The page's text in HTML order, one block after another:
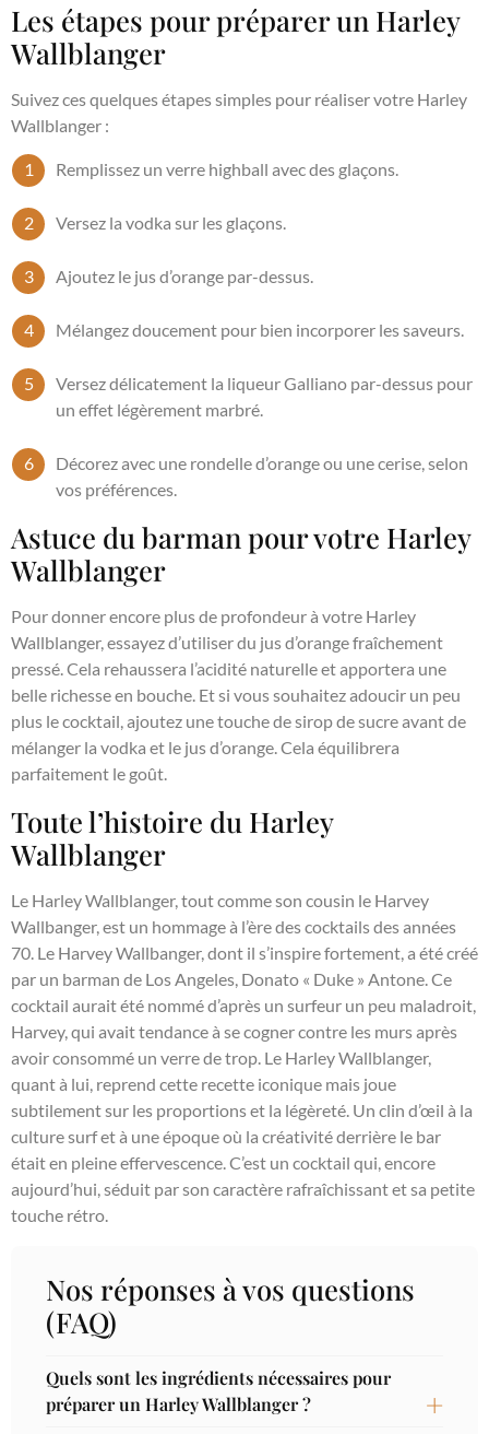
Les étapes pour préparer un Harley
Wallblanger
Suivez ces quelques étapes simples pour réaliser votre Harley
Wallblanger :
Remplissez un verre highball avec des glaçons.
Versez la vodka sur les glaçons.
Ajoutez le jus d’orange par-dessus.
Mélangez doucement pour bien incorporer les saveurs.
Versez délicatement la liqueur Galliano par-dessus pour
un effet légèrement marbré.
Décorez avec une rondelle d’orange ou une cerise, selon
vos préférences.
Astuce du barman pour votre Harley
Wallblanger
Pour donner encore plus de profondeur à votre Harley
Wallblanger, essayez d’utiliser du jus d’orange fraîchement
pressé. Cela rehaussera l’acidité naturelle et apportera une
belle richesse en bouche. Et si vous souhaitez adoucir un peu
plus le cocktail, ajoutez une touche de sirop de sucre avant de
mélanger la vodka et le jus d’orange. Cela équilibrera
parfaitement le goût.
Toute l’histoire du Harley
Wallblanger
Le Harley Wallblanger, tout comme son cousin le Harvey
Wallbanger, est un hommage à l’ère des cocktails des années
70. Le Harvey Wallbanger, dont il s’inspire fortement, a été créé
par un barman de Los Angeles, Donato « Duke » Antone. Ce
cocktail aurait été nommé d’après un surfeur un peu maladroit,
Harvey, qui avait tendance à se cogner contre les murs après
avoir consommé un verre de trop. Le Harley Wallblanger,
quant à lui, reprend cette recette iconique mais joue
subtilement sur les proportions et la légèreté. Un clin d’œil à la
culture surf et à une époque où la créativité derrière le bar
était en pleine effervescence. C’est un cocktail qui, encore
aujourd’hui, séduit par son caractère rafraîchissant et sa petite
touche rétro.
Nos réponses à vos questions
(FAQ)
Quels sont les ingrédients nécessaires pour
préparer un Harley Wallblanger ?